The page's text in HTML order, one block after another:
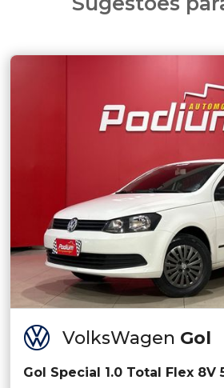
VolksWagen Gol
Gol Special 1.0 Total Flex 8V